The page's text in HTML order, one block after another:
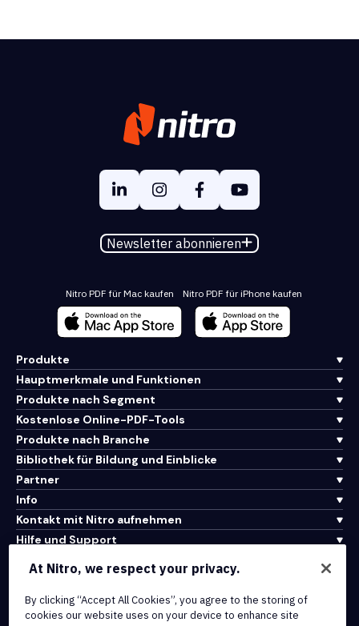
Newsletter abonnieren
Nitro PDF für Mac kaufen Nitro PDF für iPhone kaufen
Produkte
Hauptmerkmale und Funktionen
Produkte nach Segment
Kostenlose Online-PDF-Tools
Produkte nach Branche
Bibliothek für Bildung und Einblicke
Partner
Info
Kontakt mit Nitro aufnehmen
Hilfe und Support
Nutzungsbedingungen
Cookie-Richtlinie
At Nitro, we respect your privacy.
By clicking “Accept All Cookies”, you agree to the storing of
cookies our website uses on your device to enhance site